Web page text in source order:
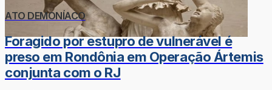
ATO DEMONÍACO
Foragido por estupro de vulnerável é
preso em Rondônia em Operação Ártemis
conjunta com o RJ